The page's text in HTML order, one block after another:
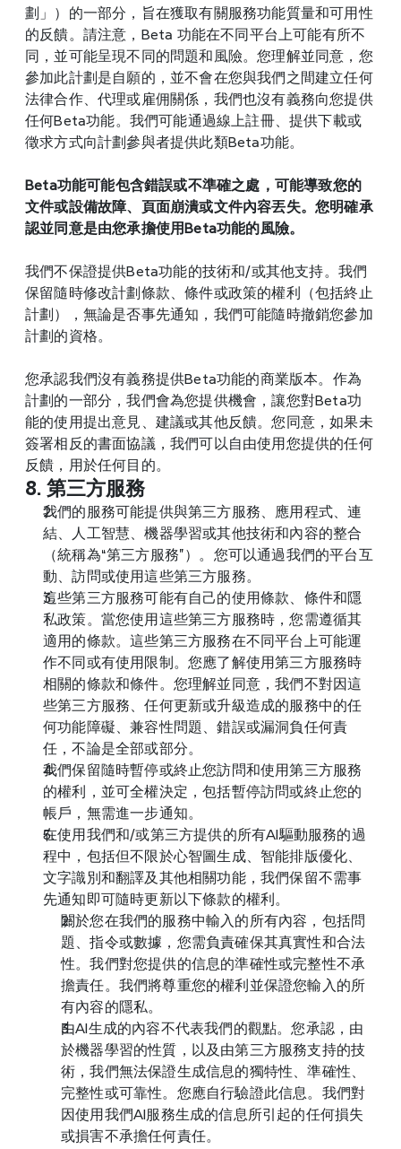
劃」）的一部分，旨在獲取有關服務功能質量和可用性
的反饋。請注意，Beta 功能在不同平台上可能有所不
同，並可能呈現不同的問題和風險。您理解並同意，您
參加此計劃是自願的，並不會在您與我們之間建立任何
法律合作、代理或雇佣關係，我們也沒有義務向您提供
任何Beta功能。我們可能通過線上註冊、提供下載或
徵求方式向計劃參與者提供此類Beta功能。
Beta功能可能包含錯誤或不準確之處，可能導致您的
文件或設備故障、頁面崩潰或文件內容丟失。您明確承
認並同意是由您承擔使用Beta功能的風險。
我們不保證提供Beta功能的技術和/或其他支持。我們
保留隨時修改計劃條款、條件或政策的權利（包括終止
計劃），無論是否事先通知，我們可能隨時撤銷您參加
計劃的資格。
您承認我們沒有義務提供Beta功能的商業版本。作為
計劃的一部分，我們會為您提供機會，讓您對Beta功
能的使用提出意見、建議或其他反饋。您同意，如果未
簽署相反的書面協議，我們可以自由使用您提供的任何
反饋，用於任何目的。
8. 第三方服務
我們的服務可能提供與第三方服務、應用程式、連
結、人工智慧、機器學習或其他技術和內容的整合
（統稱為“第三方服務”）。您可以通過我們的平台互
動、訪問或使用這些第三方服務。
這些第三方服務可能有自己的使用條款、條件和隱
私政策。當您使用這些第三方服務時，您需遵循其
適用的條款。這些第三方服務在不同平台上可能運
作不同或有使用限制。您應了解使用第三方服務時
相關的條款和條件。您理解並同意，我們不對因這
些第三方服務、任何更新或升級造成的服務中的任
何功能障礙、兼容性問題、錯誤或漏洞負任何責
任，不論是全部或部分。
我們保留隨時暫停或終止您訪問和使用第三方服務
的權利，並可全權決定，包括暫停訪問或終止您的
帳戶，無需進一步通知。
在使用我們和/或第三方提供的所有AI驅動服務的過
程中，包括但不限於心智圖生成、智能排版優化、
文字識別和翻譯及其他相關功能，我們保留不需事
先通知即可隨時更新以下條款的權利。
關於您在我們的服務中輸入的所有內容，包括問
題、指令或數據，您需負責確保其真實性和合法
性。我們對您提供的信息的準確性或完整性不承
擔責任。我們將尊重您的權利並保證您輸入的所
有內容的隱私。
由AI生成的內容不代表我們的觀點。您承認，由
於機器學習的性質，以及由第三方服務支持的技
術，我們無法保證生成信息的獨特性、準確性、
完整性或可靠性。您應自行驗證此信息。我們對
因使用我們AI服務生成的信息所引起的任何損失
或損害不承擔任何責任。